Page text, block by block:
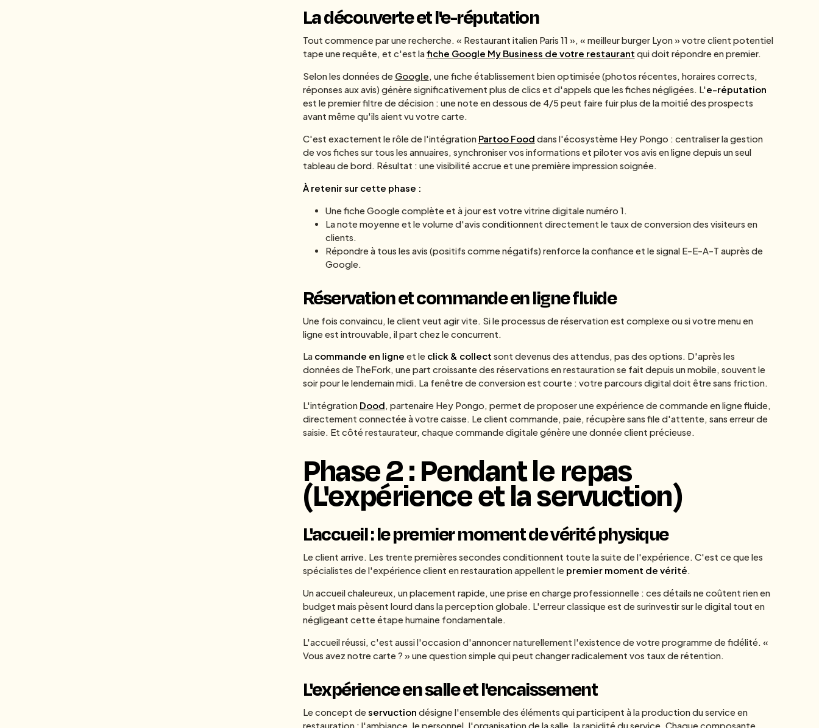
La découverte et l'e-réputation
Tout commence par une recherche. « Restaurant italien Paris 11 », « meilleur burger Lyon » votre client potentiel
tape une requête, et c'est lafiche Google My Business de votre restaurant qui doit répondre en premier.
Selon les données de Google, une fiche établissement bien optimisée (photos récentes, horaires corrects,
réponses aux avis) génère significativement plus de clics et d'appels que les fiches négligées. L'e-réputation
est le premier filtre de décision : une note en dessous de 4/5 peut faire fuir plus de la moitié des prospects
avant même qu'ils aient vu votre carte.
C'est exactement le rôle de l'intégration Partoo Food dans l'écosystème Hey Pongo : centraliser la gestion
de vos fiches sur tous les annuaires, synchroniser vos informations et piloter vos avis en ligne depuis un seul
tableau de bord. Résultat : une visibilité accrue et une première impression soignée.
À retenir sur cette phase :
Une fiche Google complète et à jour est votre vitrine digitale numéro 1.
La note moyenne et le volume d'avis conditionnent directement le taux de conversion des visiteurs en
clients.
Répondre à tous les avis (positifs comme négatifs) renforce la confiance et le signal E-E-A-T auprès de
Google.
Réservation et commande en ligne fluide
Une fois convaincu, le client veut agir vite. Si le processus de réservation est complexe ou si votre menu en
ligne est introuvable, il part chez le concurrent.
La commande en ligne et le click & collect sont devenus des attendus, pas des options. D'après les
données de TheFork, une part croissante des réservations en restauration se fait depuis un mobile, souvent le
soir pour le lendemain midi. La fenêtre de conversion est courte : votre parcours digital doit être sans friction.
L'intégration Dood, partenaire Hey Pongo, permet de proposer une expérience de commande en ligne fluide,
directement connectée à votre caisse. Le client commande, paie, récupère sans file d'attente, sans erreur de
saisie. Et côté restaurateur, chaque commande digitale génère une donnée client précieuse.
Phase 2 : Pendant le repas
(L'expérience et la servuction)
L'accueil : le premier moment de vérité physique
Le client arrive. Les trente premières secondes conditionnent toute la suite de l'expérience. C'est ce que les
spécialistes de l'expérience client en restauration appellent le premier moment de vérité.
Un accueil chaleureux, un placement rapide, une prise en charge professionnelle : ces détails ne coûtent rien en
budget mais pèsent lourd dans la perception globale. L'erreur classique est de surinvestir sur le digital tout en
négligeant cette étape humaine fondamentale.
L'accueil réussi, c'est aussi l'occasion d'annoncer naturellement l'existence de votre programme de fidélité. «
Vous avez notre carte ? » une question simple qui peut changer radicalement vos taux de rétention.
L'expérience en salle et l'encaissement
Le concept deservuction désigne l'ensemble des éléments qui participent à la production du service en
restauration : l'ambiance, le personnel, l'organisation de la salle, la rapidité du service. Chaque composante